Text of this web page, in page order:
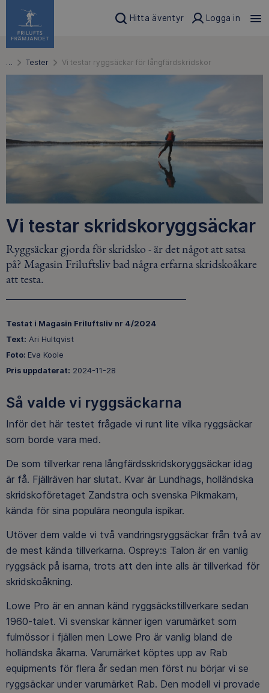
Hitta äventyr Logga in
… Tester Vi testar ryggsäckar för långfärdskridskor
Vi testar skridskoryggsäckar
Ryggsäckar gjorda för skridsko - är det något att satsa
på? Magasin Friluftsliv bad några erfarna skridskoåkare
att testa.
Testat i Magasin Friluftsliv nr 4/2024
Text: Ari Hultqvist
Foto: Eva Koole
Pris uppdaterat: 2024-11-28
Så valde vi ryggsäckarna
Inför det här testet frågade vi runt lite vilka ryggsäckar
som borde vara med.
De som tillverkar rena långfärdsskridskoryggsäckar idag
är få. Fjällräven har slutat. Kvar är Lundhags, holländska
skridskoföretaget Zandstra och svenska Pikmakarn,
kända för sina populära neongula ispikar.
Utöver dem valde vi två vandringsryggsäckar från två av
de mest kända tillverkarna. Osprey:s Talon är en vanlig
ryggsäck på isarna, trots att den inte alls är tillverkad för
skridskoåkning.
Lowe Pro är en annan känd ryggsäckstillverkare sedan
1960-talet. Vi svenskar känner igen varumärket som
fulmössor i fjällen men Lowe Pro är vanlig bland de
holländska åkarna. Varumärket köptes upp av Rab
equipments för flera år sedan men först nu börjar vi se
ryggsäckar under varumärket Rab. Den modell vi provade